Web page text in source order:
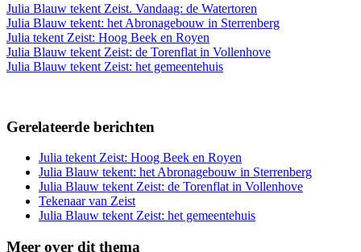
Julia Blauw tekent Zeist. Vandaag: de Watertoren
Julia Blauw tekent: het Abronagebouw in Sterrenberg
Julia tekent Zeist: Hoog Beek en Royen
Julia Blauw tekent Zeist: de Torenflat in Vollenhove
Julia Blauw tekent Zeist: het gemeentehuis
Gerelateerde berichten
Julia tekent Zeist: Hoog Beek en Royen
Julia Blauw tekent: het Abronagebouw in Sterrenberg
Julia Blauw tekent Zeist: de Torenflat in Vollenhove
Tekenaar van Zeist
Julia Blauw tekent Zeist: het gemeentehuis
Meer over dit thema